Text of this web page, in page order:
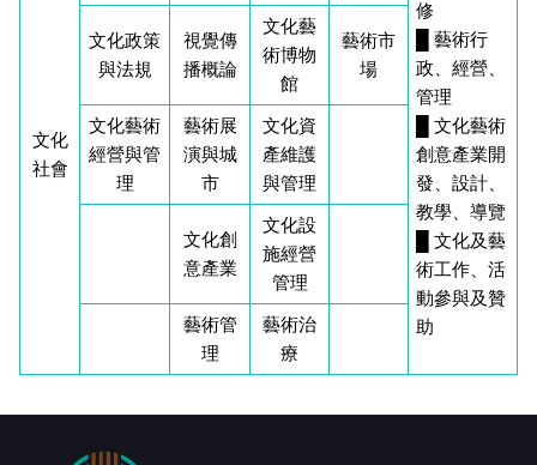
文化
社會
修
█ 藝術行
政、經營、
管理
█ 文化藝術
創意產業開
發、設計、
教學、導覽
█ 文化及藝
術工作、活
動參與及贊
助
文化政策
與法規
視覺傳
播概論
文化藝
術博物
館
藝術市
場
文化藝術
經營與管
理
藝術展
演與城
市
文化資
產維護
與管理
文化創
意產業
文化設
施經營
管理
藝術管
理
藝術治
療